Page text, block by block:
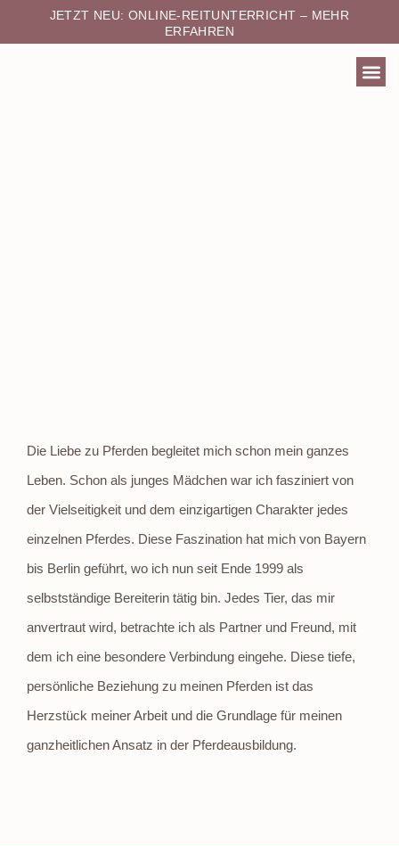
JETZT NEU: ONLINE-REITUNTERRICHT – MEHR
ERFAHREN
Die Liebe zu Pferden begleitet mich schon mein ganzes
Leben. Schon als junges Mädchen war ich fasziniert von
der Vielseitigkeit und dem einzigartigen Charakter jedes
einzelnen Pferdes. Diese Faszination hat mich von Bayern
bis Berlin geführt, wo ich nun seit Ende 1999 als
selbstständige Bereiterin tätig bin. Jedes Tier, das mir
anvertraut wird, betrachte ich als Partner und Freund, mit
dem ich eine besondere Verbindung eingehe. Diese tiefe,
persönliche Beziehung zu meinen Pferden ist das
Herzstück meiner Arbeit und die Grundlage für meinen
ganzheitlichen Ansatz in der Pferdeausbildung.